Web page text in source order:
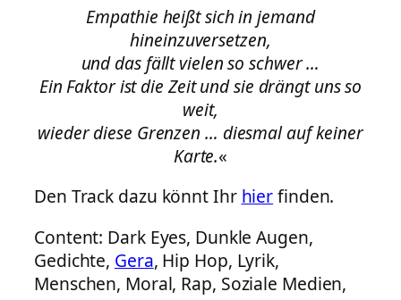
Empathie heißt sich in jemand
hineinzuversetzen,
und das fällt vielen so schwer …
Ein Faktor ist die Zeit und sie drängt uns so
weit,
wieder diese Grenzen … diesmal auf keiner
Karte.«
Den Track dazu könnt Ihr hierfinden.
Content: Dark Eyes, Dunkle Augen,
Gedichte, Gera, Hip Hop, Lyrik,
Menschen, Moral, Rap, Soziale Medien,